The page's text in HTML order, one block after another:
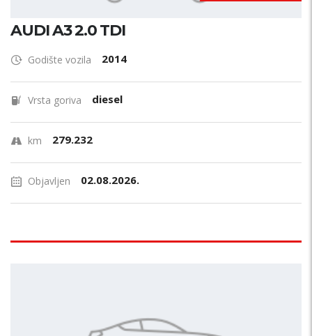
AUDI A3 2.0 TDI
Godište vozila 2014
Vrsta goriva diesel
km 279.232
Objavljen 02.08.2026.